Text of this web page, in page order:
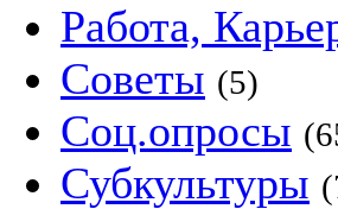
Работа,
Советы (5)
Соц.опросы
Субкультуры